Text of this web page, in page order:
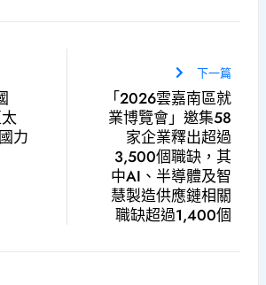
力
下一篇
「2026雲嘉南區就
業博覽會」邀集58
家企業釋出超過
3,500個職缺，其
中AI、半導體及智
慧製造供應鏈相關
職缺超過1,400個